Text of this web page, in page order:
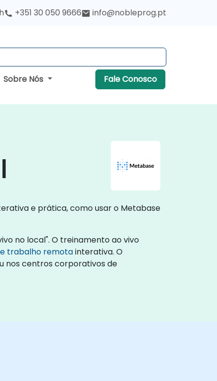
+351 30 050 9666 info@nobleprog.pt
Sobre Nós Fale Conosco
e prática, como usar o Metabase
no local". O treinamento ao vivo
trabalho remotainterativa. O
nos centros corporativos de